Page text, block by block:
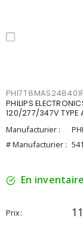
PHI7T8MAS24840IF
PHILIPS
120/277/347V TYPE
Manufacturier :
# Manufacturier :
En inventaire
Prix